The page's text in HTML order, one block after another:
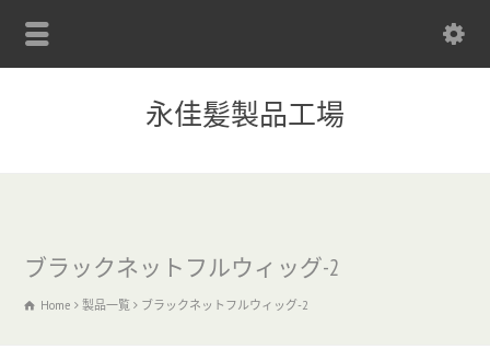
永佳髪製品工場
ブラックネットフルウィッグ-2
Home 製品一覧 ブラックネットフルウィッグ-2